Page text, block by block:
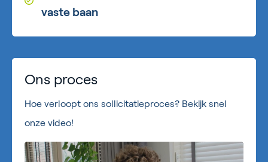
vaste baan
Ons proces
Hoe verloopt ons sollicitatieproces? Bekijk snel
onze video!